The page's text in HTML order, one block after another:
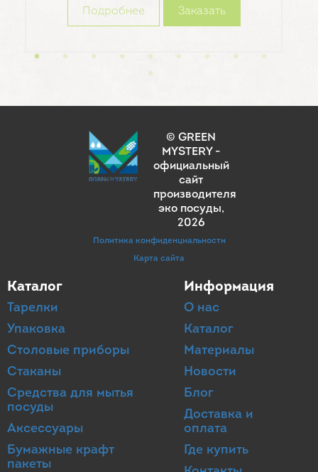
Подробнее Заказать
© GREEN
MYSTERY -
официальный
сайт
производителя
эко посуды,
2026
Политика конфиденциальности
Карта сайта
Каталог
Тарелки
Упаковка
Столовые приборы
Стаканы
Средства для мытья
посуды
Аксессуары
Бумажные крафт
пакеты
Информация
О нас
Каталог
Материалы
Новости
Блог
Доставка и
оплата
Где купить